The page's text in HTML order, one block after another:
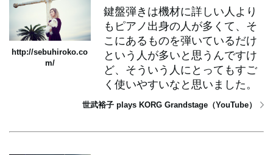
http://sebuhiroko.co
m/
鍵盤弾きは機材に詳しい人より
もピアノ出身の人が多くて、そ
こにあるものを弾いているだけ
という人が多いと思うんですけ
ど、そういう人にとってもすご
く使いやすいなと思いました。
世武裕子 plays KORG Grandstage（YouTube）